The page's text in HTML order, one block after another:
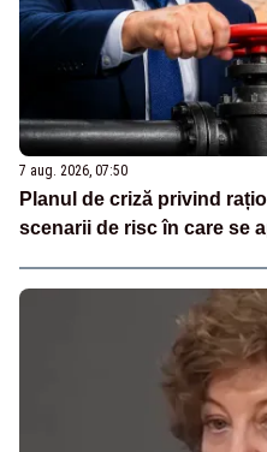
7 aug. 2026, 07:50
Planul de criză privind
scenarii de risc în care se